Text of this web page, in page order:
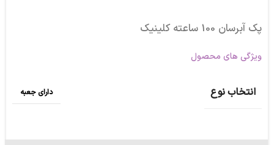
پک آبرسان 100 ساعته کلینیک
ویژگی های محصول
انتخاب نوع دارای جعبه